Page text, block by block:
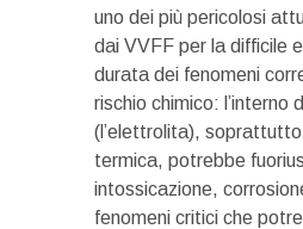
uno dei più pericolosi
dai VVFF per la difficile
durata dei fenomeni
rischio chimico: l’interno
(l’elettrolita),
termica, potrebbe
intossicazione,
fenomeni critici che